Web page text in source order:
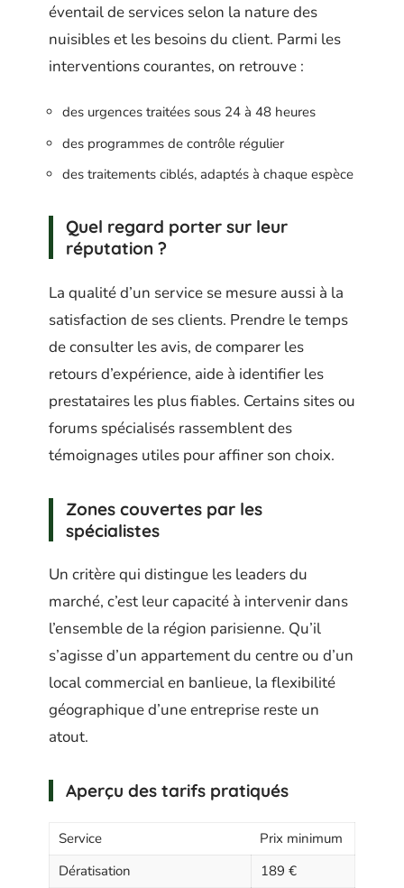
éventail de services selon la nature des
nuisibles et les besoins du client. Parmi les
interventions courantes, on retrouve :
des urgences traitées sous 24 à 48 heures
des programmes de contrôle régulier
des traitements ciblés, adaptés à chaque espèce
Quel regard porter sur leur
réputation ?
La qualité d’un service se mesure aussi à la
satisfaction de ses clients. Prendre le temps
de consulter les avis, de comparer les
retours d’expérience, aide à identifier les
prestataires les plus fiables. Certains sites ou
forums spécialisés rassemblent des
témoignages utiles pour affiner son choix.
Zones couvertes par les
spécialistes
Un critère qui distingue les leaders du
marché, c’est leur capacité à intervenir dans
l’ensemble de la région parisienne. Qu’il
s’agisse d’un appartement du centre ou d’un
local commercial en banlieue, la flexibilité
géographique d’une entreprise reste un
atout.
Aperçu des tarifs pratiqués
Service
Prix minimum
Dératisation
189 €